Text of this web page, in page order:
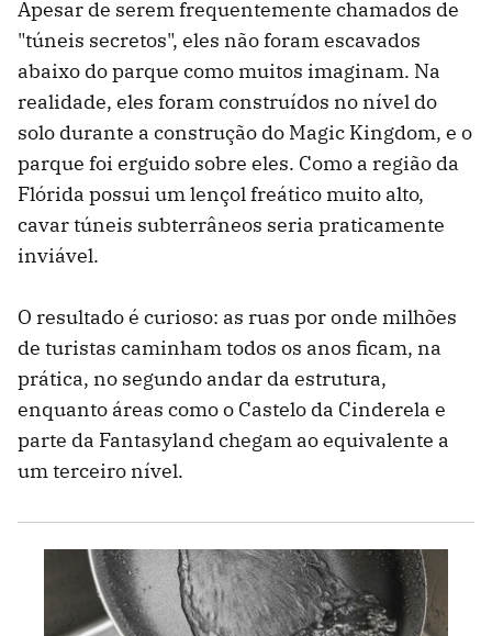
Apesar de serem frequentemente chamados de
"túneis secretos", eles não foram escavados
abaixo do parque como muitos imaginam. Na
realidade, eles foram construídos no nível do
solo durante a construção do Magic Kingdom, e o
parque foi erguido sobre eles. Como a região da
Flórida possui um lençol freático muito alto,
cavar túneis subterrâneos seria praticamente
inviável.
O resultado é curioso: as ruas por onde milhões
de turistas caminham todos os anos ficam, na
prática, no segundo andar da estrutura,
enquanto áreas como o Castelo da Cinderela e
parte da Fantasyland chegam ao equivalente a
um terceiro nível.